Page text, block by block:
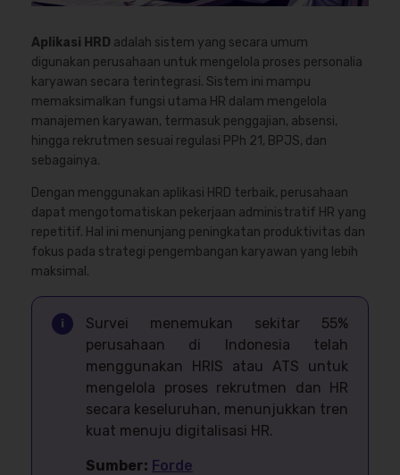
Aplikasi HRD adalah sistem yang secara umum
digunakan perusahaan untuk mengelola proses personalia
karyawan secara terintegrasi. Sistem ini mampu
memaksimalkan fungsi utama HR dalam mengelola
manajemen karyawan, termasuk penggajian, absensi,
hingga rekrutmen sesuai regulasi PPh 21, BPJS, dan
sebagainya.
Dengan menggunakan aplikasi HRD terbaik, perusahaan
dapat mengotomatiskan pekerjaan administratif HR yang
repetitif. Hal ini menunjang peningkatan produktivitas dan
fokus pada strategi pengembangan karyawan yang lebih
maksimal.
i
Survei menemukan sekitar 55%
perusahaan di Indonesia telah
menggunakan HRIS atau ATS untuk
mengelola proses rekrutmen dan HR
secara keseluruhan, menunjukkan tren
kuat menuju digitalisasi HR.
Sumber: Forde